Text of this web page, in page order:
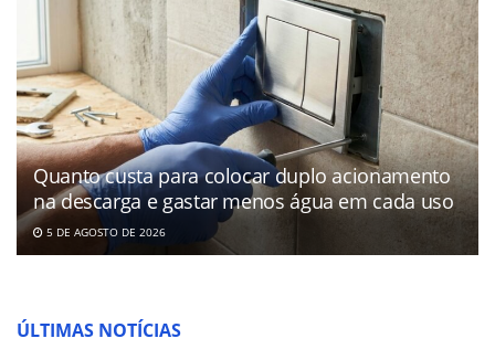
Quanto custa para colocar duplo acionamento
na descarga e gastar menos água em cada uso
5 DE AGOSTO DE 2026
ÚLTIMAS NOTÍCIAS